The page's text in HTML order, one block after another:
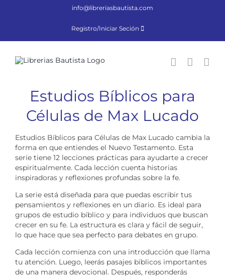
info@libreriasbautista.com
Registro/Iniciar Seción
Estudios Bíblicos para
Células de Max Lucado
Estudios Bíblicos para Células de Max Lucado cambia la
forma en que entiendes el Nuevo Testamento. Esta
serie tiene 12 lecciones prácticas para ayudarte a crecer
espiritualmente. Cada lección cuenta historias
inspiradoras y reflexiones profundas sobre la fe.
La serie está diseñada para que puedas escribir tus
pensamientos y reflexiones en un diario. Es ideal para
grupos de estudio bíblico y para individuos que buscan
crecer en su fe. La estructura es clara y fácil de seguir,
lo que hace que sea perfecto para debates en grupo.
Cada lección comienza con una introducción que llama
tu atención. Luego, leerás pasajes bíblicos importantes
de una manera devocional. Después, responderás